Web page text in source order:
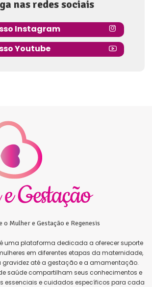
nas redes sociais
Instagram
Youtube
o Mulher e Gestação e Regenesis
uma plataforma dedicada a oferecer suporte
em diferentes etapas da maternidade,
gravidez até a gestação e a amamentação.
saúde compartilham seus conhecimentos e
essenciais e cuidados específicos para cada